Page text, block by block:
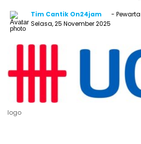
Tim Cantik On24jam
- Pewarta
Selasa, 25 November 2025
logo